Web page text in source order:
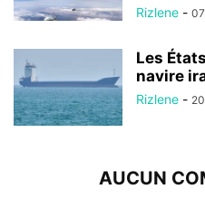
Rizlene -
Les
navire
Rizlene -
AUCUN